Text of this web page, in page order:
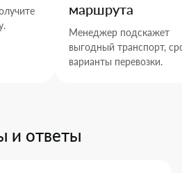
маршрута
Менеджер подскажет
выгодный транспорт,
варианты перевозки.
и ответы